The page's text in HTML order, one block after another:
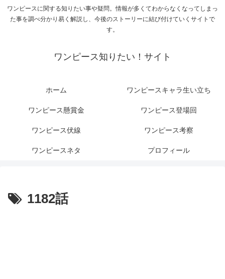
ワンピースに関する知りたい事や疑問。情報が多くてわからなくなってしまっ
た事を調べ分かり易く解説し、今後のストーリーに結び付けていくサイトで
す。
ワンピース知りたい！サイト
ホーム ワンピースキャラ生い立ち
ワンピース懸賞金 ワンピース登場回
ワンピース伏線 ワンピース考察
ワンピースネタ プロフィール
1182話